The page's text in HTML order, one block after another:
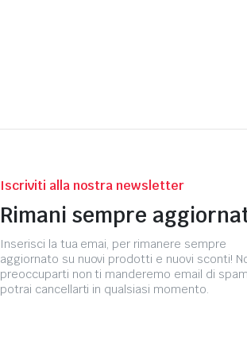
Iscriviti alla nostra newsletter
Rimani sempre
Inserisci la tua emai, per rimanere sempre
aggiornato su nuovi prodotti e nuovi sconti!
preoccuparti non ti manderemo email di
potrai cancellarti in qualsiasi momento.